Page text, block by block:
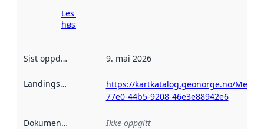
Les mer om
høsting her
Sist oppdatert 9. mai 2026
Landingsside
https://kartkatalog.geonorge.no/
77e0-44b5-9208-46e3e88942e6
Dokumentasjon Ikke oppgitt